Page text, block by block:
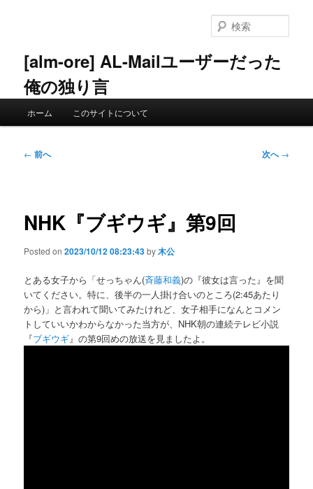
ン
へ
[alm-ore] AL-Mailユーザーだった
俺の独り言
索
ホーム このサイトについて
投
ー
ョ
← 前へ 次へ→
NHK『ブギウギ』第9回
Posted on2023/10/12 08:23:43by木公
とある女子から「せっちゃん(斉藤和義)の『彼女は言った』を聞
いてください。特に、後半の一人掛け合いのところ(2:45あたり
から)」と言われて聞いてみたけれど、女子相手になんとコメン
トしていいかわからなかった当方が、NHK朝の連続テレビ小説
『ブギウギ』の第9回めの放送を見ましたよ。